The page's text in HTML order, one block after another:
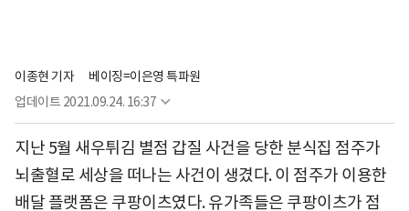
이종현 기자
베이징=이은영 특파원
업데이트 2021.09.24. 16:37
지난 5월 새우튀김 별점 갑질 사건을 당한 분식집 점주가
뇌출혈로 세상을 떠나는 사건이 생겼다. 이 점주가 이용한
배달 플랫폼은 쿠팡이츠였다. 유가족들은 쿠팡이츠가 점